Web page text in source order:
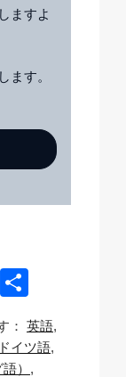
ますよ
ます。
S
有
： 英語
ドイツ語
）